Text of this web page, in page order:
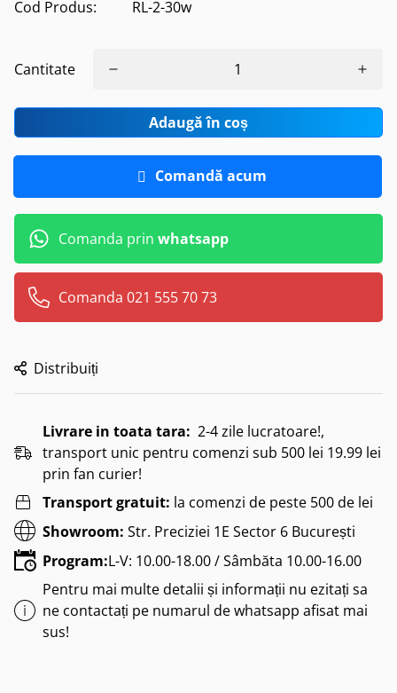
Cod Produs:
RL-2-30w
Cantitate
Adaugă în coș
Comandă acum
Comanda prin whatsapp
Comanda 021 555 70 73
Distribuiți
Livrare in toata tara: 2-4 zile lucratoare!,
transport unic pentru comenzi sub 500 lei 19.99 lei
prin fan curier!
Transport gratuit: la comenzi de peste 500 de lei
Showroom: Str. Preciziei 1E Sector 6 București
Program:L-V: 10.00-18.00 / Sâmbăta 10.00-16.00
Pentru mai multe detalii și informații nu ezitați sa
ne contactați pe numarul de whatsapp afisat mai
sus!